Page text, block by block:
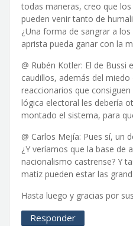
todas maneras, creo que
pueden venir tanto de
¿Una forma de sangrar a
aprista pueda ganar con la
@ Rubén Kotler: El de Bussi
caudillos, además del
reaccionarios que
lógica electoral les debería
montado el sistema, para
@ Carlos Mejía: Pues sí, un
¿Y veríamos que la base de
nacionalismo castrense? Y
matiz pueden estar las
Hasta luego y gracias por
Responder